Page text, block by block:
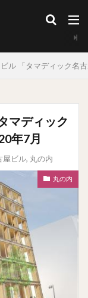
ル 「タマディック名
マディック
年7月
屋ビル, 丸の内
丸の内